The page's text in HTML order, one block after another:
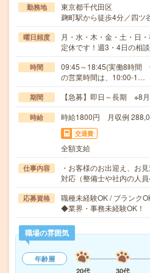
勤務地
東京都千代田区
麹町駅から徒歩4分／四ツ
曜日頻度
月・水・木・金・土・
定休です！週3・4日の相談
時間
09:45～18:45(実働8時間
の営業時間は、10:00-1…
期間 【急募】即日～長期 ※8月
時給 時給1800円 月収例
交通費
全額支給
仕事内容
・お客様のお出迎え、お
対応（整備士や社内の人
応募資格
職種未経験OK / ブランク
◆業界・事務未経験OK！
職場の雰囲気
年齢層
20代
30代